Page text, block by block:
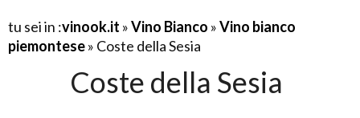
tu sei in :vinook.it »Vino Bianco »Vino bianco
piemontese» Coste della Sesia
Coste della Sesia